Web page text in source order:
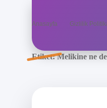
Anasayfa Gizlilik
Etiket:Melikine ne